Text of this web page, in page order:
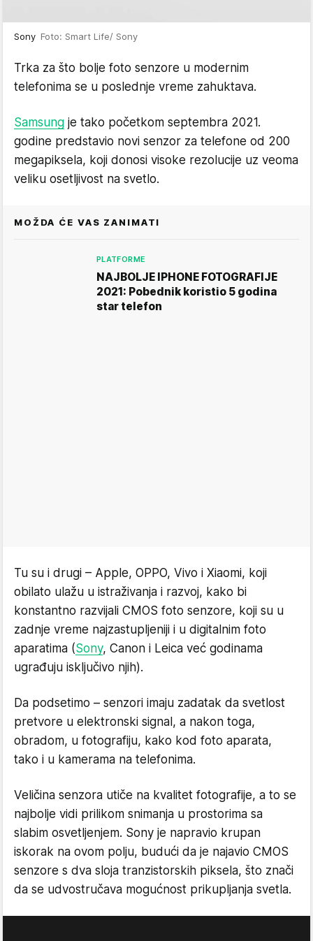
Sony Foto: Smart Life/ Sony
Trka za što bolje foto senzore u modernim
telefonima se u poslednje vreme zahuktava.
Samsung je tako početkom septembra 2021.
godine predstavio novi senzor za telefone od 200
megapiksela, koji donosi visoke rezolucije uz veoma
veliku osetljivost na svetlo.
MOŽDA ĆE VAS ZANIMATI
PLATFORME
NAJBOLJE IPHONE FOTOGRAFIJE
2021: Pobednik koristio 5 godina
star telefon
Tu su i drugi – Apple, OPPO, Vivo i Xiaomi, koji
obilato ulažu u istraživanja i razvoj, kako bi
konstantno razvijali CMOS foto senzore, koji su u
zadnje vreme najzastupljeniji i u digitalnim foto
aparatima (Sony, Canon i Leica već godinama
ugrađuju isključivo njih).
Da podsetimo – senzori imaju zadatak da svetlost
pretvore u elektronski signal, a nakon toga,
obradom, u fotografiju, kako kod foto aparata,
tako i u kamerama na telefonima.
Veličina senzora utiče na kvalitet fotografije, a to se
najbolje vidi prilikom snimanja u prostorima sa
slabim osvetljenjem. Sony je napravio krupan
iskorak na ovom polju, budući da je najavio CMOS
senzore s dva sloja tranzistorskih piksela, što znači
da se udvostručava mogućnost prikupljanja svetla.